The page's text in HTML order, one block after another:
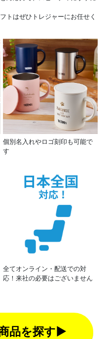
トはぜひトレジャーにお任せく
個別名入れやロゴ刻印も可能で
す
全てオンライン・配送での対
応！来社の必要はございません
品を探す▶